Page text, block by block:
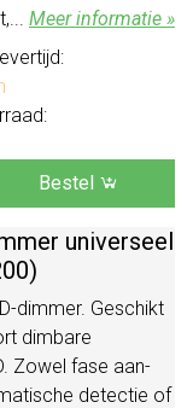
Meer informatie »
Bestel
universeel
dimmer. Geschikt
dimbare
Zowel fase aan-
detectie of